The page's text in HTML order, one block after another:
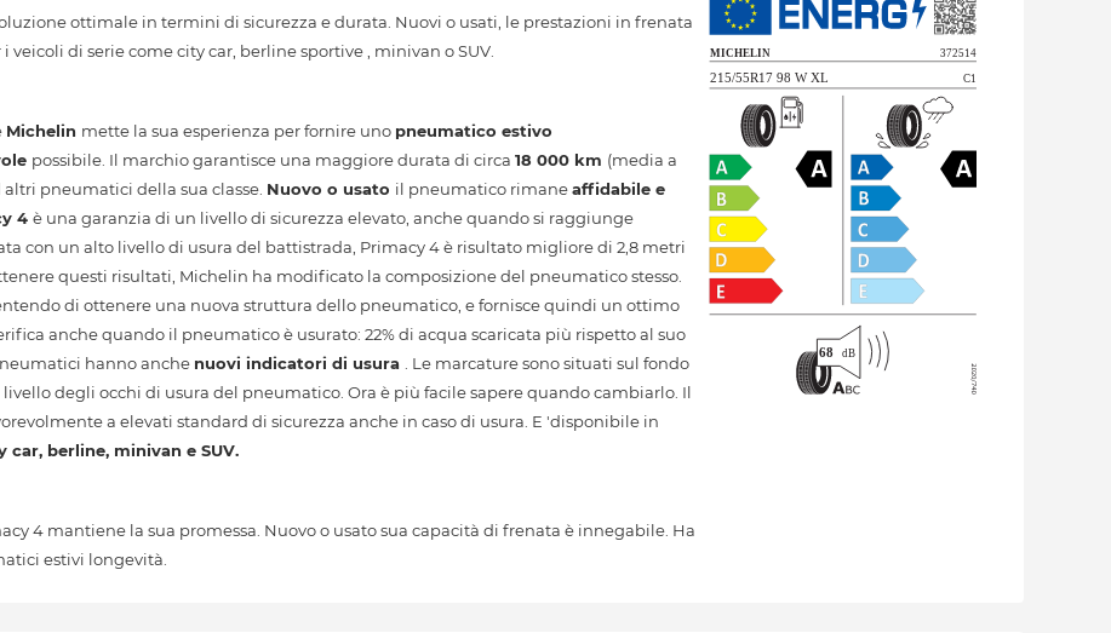
ottimale in termini di sicurezza e durata. Nuovi o usati, le prestazioni in frenata
di serie come city car, berline sportive , minivan o SUV.
Michelin mette la sua esperienza per fornire uno pneumatico estivo
possibile. Il marchio garantisce una maggiore durata di circa 18 000 km (media a
pneumatici della sua classe. Nuovo o usato il pneumatico rimaneaffidabile e
4 è una garanzia di un livello di sicurezza elevato, anche quando si raggiunge
con un alto livello di usura del battistrada, Primacy 4 è risultato migliore di 2,8 metri
questi risultati, Michelin ha modificato la composizione del pneumatico stesso.
di ottenere una nuova struttura dello pneumatico, e fornisce quindi un ottimo
anche quando il pneumatico è usurato: 22% di acqua scaricata più rispetto al suo
hanno anche nuovi indicatori di usura
. Le marcature sono situati sul fondo
degli occhi di usura del pneumatico. Ora è più facile sapere quando cambiarlo. Il
a elevati standard di sicurezza anche in caso di usura. E 'disponibile in
car, berline, minivan e SUV.
4 mantiene la sua promessa. Nuovo o usato sua capacità di frenata è innegabile. Ha
estivi longevità.